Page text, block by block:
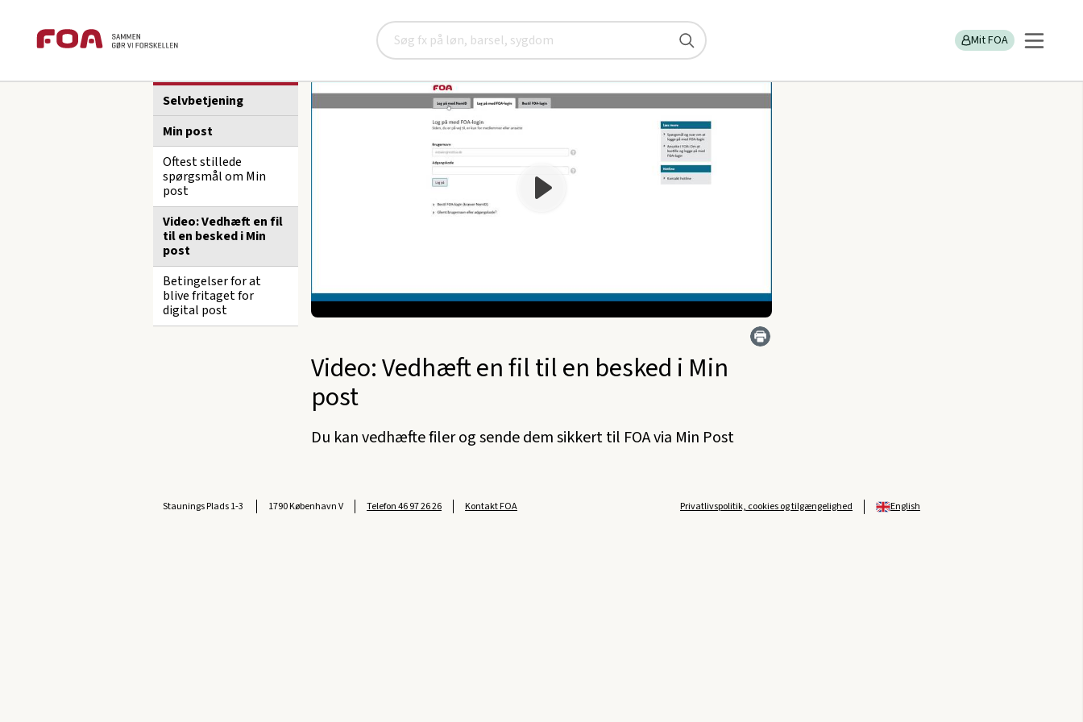
hovedindhold
hovedmenu
Søg
Mit FOA
Min post Video: Vedhæft en fil til en besked i Min post
menu
Selvbetjening
Min post
Oftest stillede
spørgsmål om Min
post
Video: Vedhæft en fil
til en besked i Min
post
Betingelser for at
blive fritaget for
digital post
Video: Vedhæft en fil til en besked i Min
post
Du kan vedhæfte filer og sende dem sikkert til FOA via Min Post
Staunings Plads 1-3 1790 København V Telefon46 97 26 26 Kontakt FOA Privatlivspolitik, cookies og tilgængelighed English